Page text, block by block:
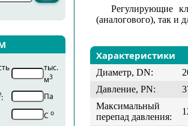
тыс.
м3
:
Па
С о
Регулирующие
(аналогового), так и
Характеристики
Диаметр, DN:
Давление, PN:
Максимальный
перепад давления: